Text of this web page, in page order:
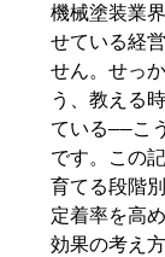
機械塗装業
せている経
せん。せっ
う、教える
ている——こ
です。この
育てる段階
定着率を高
効果の考え